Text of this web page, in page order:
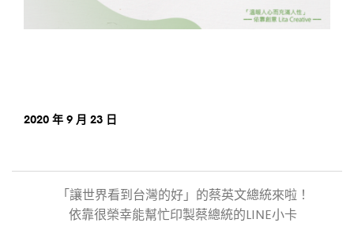
2020 年 9 月 23 日
「讓世界看到台灣的好」的蔡英文總統來啦！
依靠很榮幸能幫忙印製蔡總統的LINE小卡